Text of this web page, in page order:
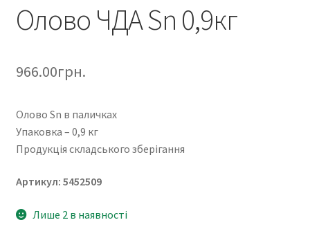
Олово ЧДА Sn 0,9кг
966.00грн.
Олово Sn в паличках
Упаковка – 0,9 кг
Продукція складського зберігання
Артикул: 5452509
Лише 2 в наявності